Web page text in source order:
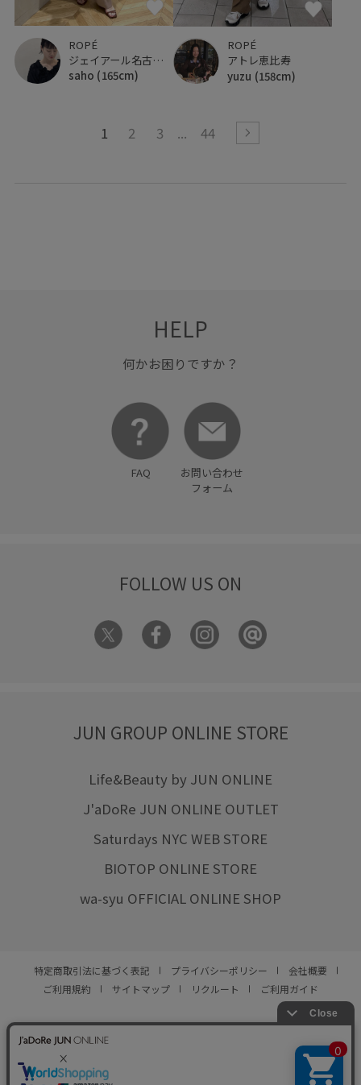
ROPÉ
ジェイアール名古屋タカシマヤ
saho (165cm)
ROPÉ
アトレ恵比寿
yuzu (158cm)
1 2 3 44
HELP
何かお困りですか？
FAQ
お問い合わせ
フォーム
FOLLOW US ON
JUN GROUP ONLINE STORE
Life&Beauty by JUN ONLINE
J'aDoRe JUN ONLINE OUTLET
Saturdays NYC WEB STORE
BIOTOP ONLINE STORE
wa-syu OFFICIAL ONLINE SHOP
特定商取引法に基づく表記 プライバシーポリシー
会社概要
ご利用規約
サイトマップ リクルート ご利用ガイド
© JUN CO.,LTD. ALL RIGHTS RESERVED.